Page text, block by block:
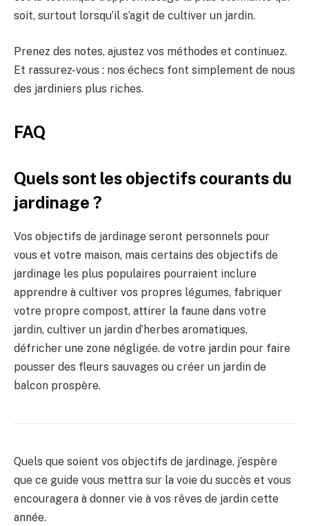
soit, surtout lorsqu’il s’agit de cultiver un jardin.
Prenez des notes, ajustez vos méthodes et continuez.
Et rassurez-vous : nos échecs font simplement de nous
des jardiniers plus riches.
FAQ
Quels sont les objectifs courants du
jardinage ?
Vos objectifs de jardinage seront personnels pour
vous et votre maison, mais certains des objectifs de
jardinage les plus populaires pourraient inclure
apprendre à cultiver vos propres légumes, fabriquer
votre propre compost, attirer la faune dans votre
jardin, cultiver un jardin d’herbes aromatiques,
défricher une zone négligée. de votre jardin pour faire
pousser des fleurs sauvages ou créer un jardin de
balcon prospère.
Quels que soient vos objectifs de jardinage, j’espère
que ce guide vous mettra sur la voie du succès et vous
encouragera à donner vie à vos rêves de jardin cette
année.